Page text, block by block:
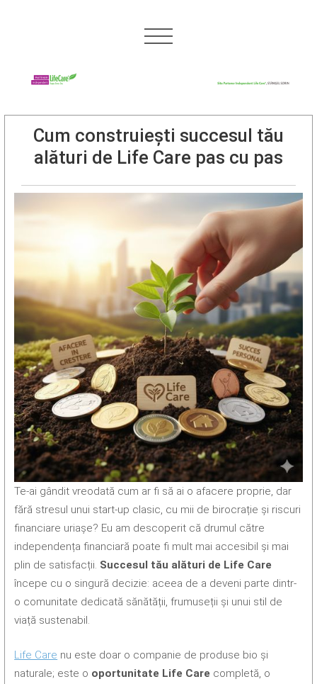
Cum construiești succesul tău
alături de Life Care pas cu pas
Te-ai gândit vreodată cum ar fi să ai o afacere proprie, dar
fără stresul unui start-up clasic, cu mii de birocrație și riscuri
financiare uriașe? Eu am descoperit că drumul către
independența financiară poate fi mult mai accesibil și mai
plin de satisfacții. Succesul tău alături de Life Care
începe cu o singură decizie: aceea de a deveni parte dintr-
o comunitate dedicată sănătății, frumuseții și unui stil de
viață sustenabil.
Life Care nu este doar o companie de produse bio și
naturale; este o oportunitate Life Care completă, o